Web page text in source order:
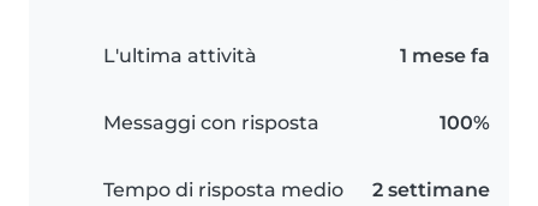
L'ultima attività 1 mese fa
Messaggi con risposta 100%
Tempo di risposta medio 2 settimane